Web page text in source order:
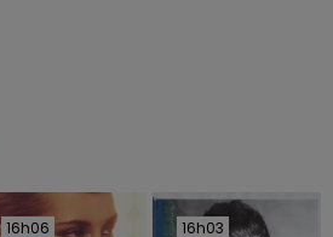
16h06
16h06 16h03
16h03